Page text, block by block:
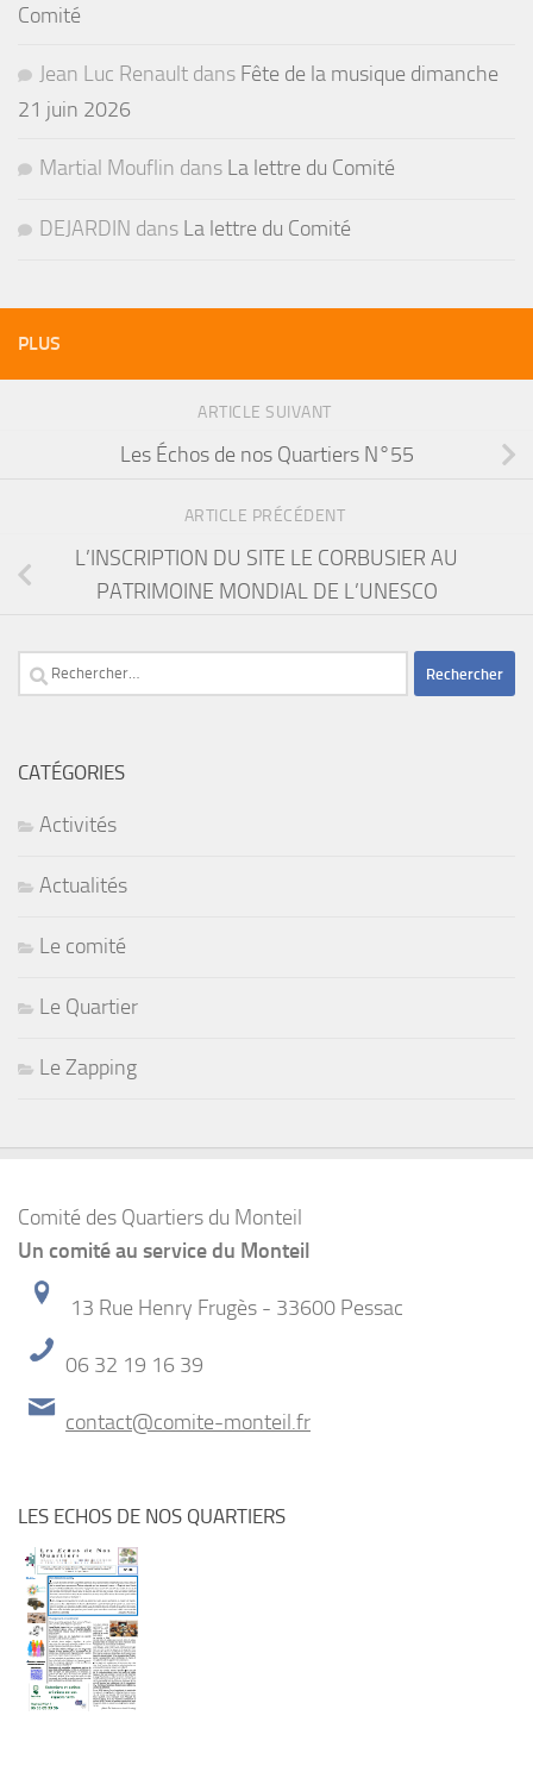
Comité
Jean Luc Renault dans Fête de la musique dimanche
21 juin 2026
Martial Mouflin dans La lettre du Comité
DEJARDIN dans La lettre du Comité
PLUS
ARTICLE SUIVANT
Les Échos de nos Quartiers N°55
ARTICLE PRÉCÉDENT
L’INSCRIPTION DU SITE LE CORBUSIER AU
PATRIMOINE MONDIAL DE L’UNESCO
Rechercher :
CATÉGORIES
Activités
Actualités
Le comité
Le Quartier
Le Zapping
Comité des Quartiers du Monteil
Un comité au service du Monteil
13 Rue Henry Frugès - 33600 Pessac
06 32 19 16 39
contact@comite-monteil.fr
LES ECHOS DE NOS QUARTIERS